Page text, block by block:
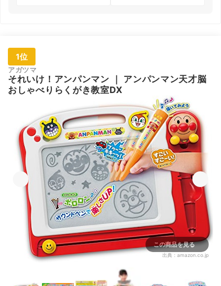
1位
アガツマ
それいけ！アンパンマン
アンパンマン天才脳
おしゃべりらくがき教室DX
この商品を見る
出典： amazon.co.jp